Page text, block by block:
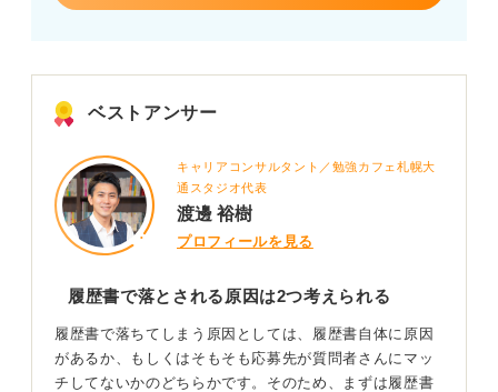
ベストアンサー
キャリアコンサルタント／勉強カフェ札幌大
通スタジオ代表
渡邊 裕樹
プロフィールを見る
履歴書で落とされる原因は2つ考えられる
履歴書で落ちてしまう原因としては、履歴書自体に原因
があるか、もしくはそもそも応募先が質問者さんにマッ
チしてないかのどちらかです。そのため、まずは履歴書